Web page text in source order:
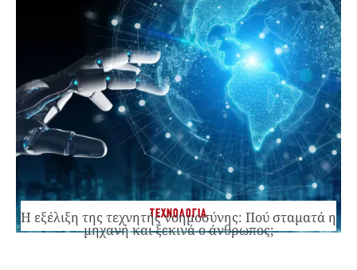
ΤΕΧΝΟΛΟΓΙΑ
Η εξέλιξη της τεχνητής νοημοσύνης: Πού σταματά η
μηχανή και ξεκινά ο άνθρωπος;